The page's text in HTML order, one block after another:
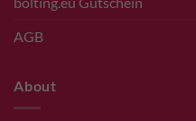
AGB
About